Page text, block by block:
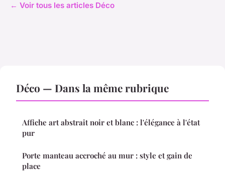
← Voir tous les articles Déco
Déco — Dans la même rubrique
Affiche art abstrait noir et blanc : l'élégance à l'état
pur
Porte manteau accroché au mur : style et gain de
place